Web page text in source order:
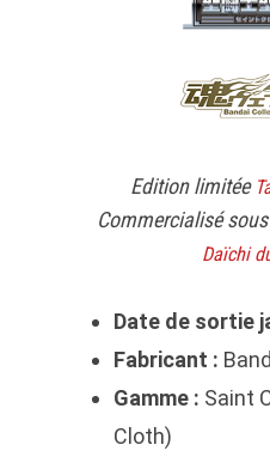
Edition limitée
Commercialisé
Daïchi
Date de sortie
Fabricant :
Gamme : Saint
Cloth)